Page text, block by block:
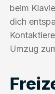
beim
dich
Umzug